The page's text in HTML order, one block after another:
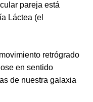
pareja está
Láctea (el
retrógrado
en sentido
de nuestra galaxia